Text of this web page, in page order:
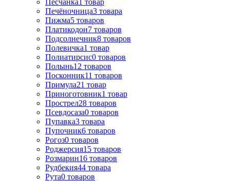
Печёночница3 товара
Пижма5 товаров
Платикодон7 товаров
Подсолнечник8 товаров
Полевичка1 товар
Полиатирсис0 товаров
Полынь12 товаров
Посконник11 товаров
Примула21 товар
Приноготовник1 товар
Прострел28 товаров
Псевдосаза0 товаров
Пупавка3 товара
Пупочник6 товаров
Рогоз0 товаров
Роджерсия15 товаров
Розмарин16 товаров
Рудбекия44 товара
Рута0 товаров